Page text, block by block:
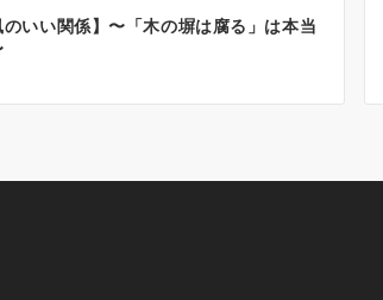
のいい関係】〜「木の塀は腐る」は本当